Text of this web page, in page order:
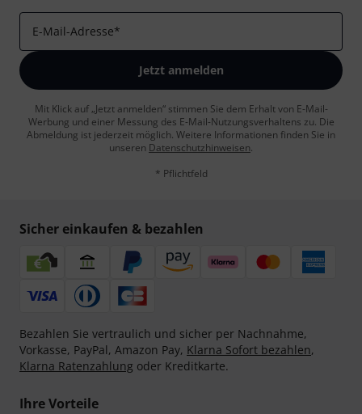
E-Mail-Adresse*
Jetzt anmelden
Mit Klick auf „Jetzt anmelden“ stimmen Sie dem Erhalt von E-Mail-
Werbung und einer Messung des E-Mail-Nutzungsverhaltens zu. Die
Abmeldung ist jederzeit möglich. Weitere Informationen finden Sie in
unseren Datenschutzhinweisen.
* Pflichtfeld
Sicher einkaufen & bezahlen
Bezahlen Sie vertraulich und sicher per Nachnahme,
Vorkasse, PayPal, Amazon Pay, Klarna Sofort bezahlen,
Klarna Ratenzahlung oder Kreditkarte.
Ihre Vorteile